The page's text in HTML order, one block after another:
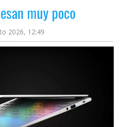
muy poco
2026, 12:49